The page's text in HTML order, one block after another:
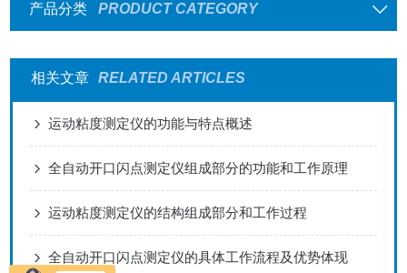
产品分类 PRODUCT CATEGORY
相关文章 RELATED ARTICLES
运动粘度测定仪的功能与特点概述
全自动开口闪点测定仪组成部分的功能和工作原理
运动粘度测定仪的结构组成部分和工作过程
全自动开口闪点测定仪的具体工作流程及优势体现